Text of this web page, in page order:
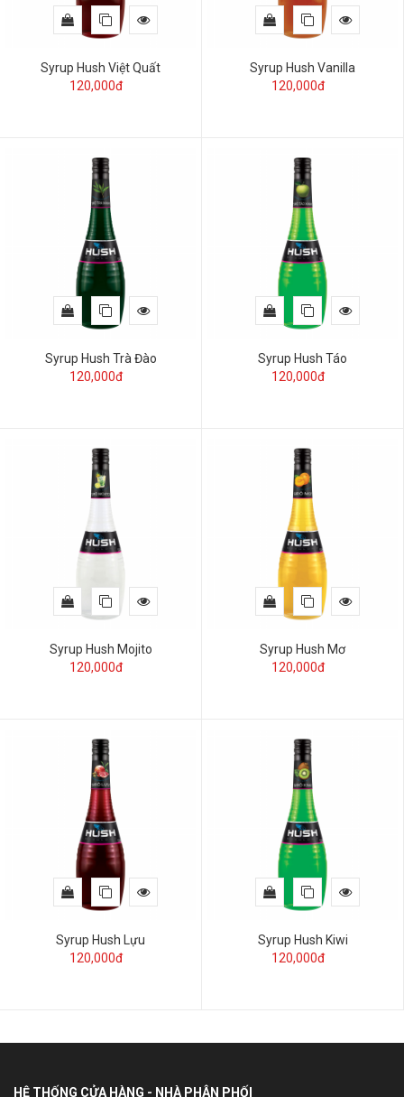
Syrup Hush Việt Quất
120,000đ
Syrup Hush Vanilla
120,000đ
Syrup Hush Trà Đào
120,000đ
Syrup Hush Táo
120,000đ
Syrup Hush Mojito
120,000đ
Syrup Hush Mơ
120,000đ
Syrup Hush Lựu
120,000đ
Syrup Hush Kiwi
120,000đ
HỆ THỐNG CỬA HÀNG - NHÀ PHÂN PHỐI